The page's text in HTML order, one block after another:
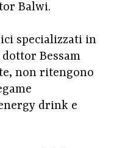
Balwi.
specializzati in
Bessam
non ritengono
drink e